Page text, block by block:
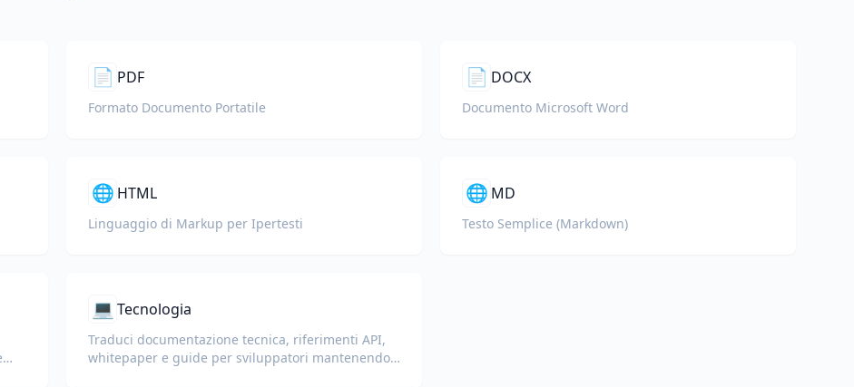
📄 PDF
Formato Documento Portatile
📄 DOCX
Documento Microsoft Word
🌐 HTML
Linguaggio di Markup per Ipertesti
🌐 MD
Testo Semplice (Markdown)
💻 Tecnologia
Traduci documentazione tecnica, riferimenti API,
whitepaper e guide per sviluppatori mantenendo